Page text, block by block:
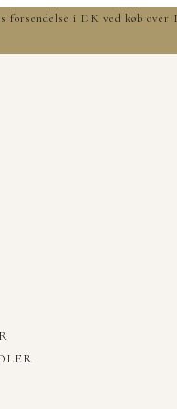
forsendelse i DK ved køb